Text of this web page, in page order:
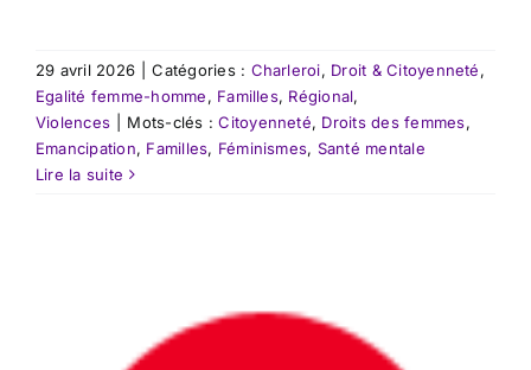
29 avril 2026 Catégories : Charleroi, Droit & Citoyenneté,
Egalité femme-homme, Familles, Régional,
Violences
Mots-clés :Citoyenneté, Droits des femmes,
Emancipation, Familles, Féminismes, Santé mentale
Lire la suite